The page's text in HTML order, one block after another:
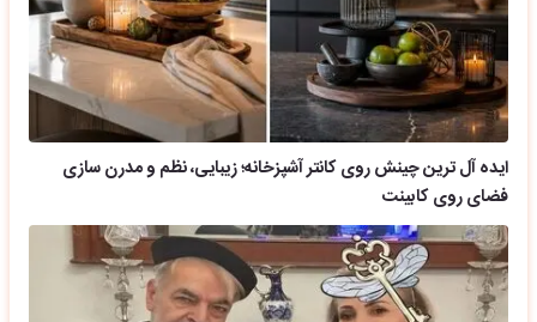
ایده آل ترین چینش روی کانتر آشپزخانه؛ زیبایی، نظم و مدرن سازی
فضای روی کابینت